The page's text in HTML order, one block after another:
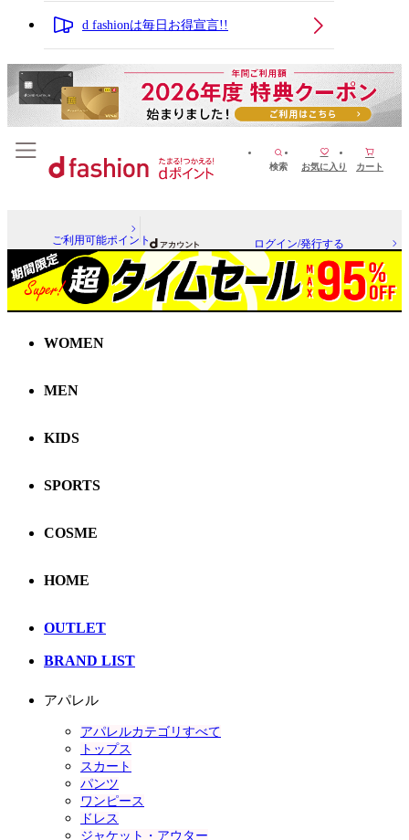
d fashionは毎日お得宣言!!
検索 お気に入り カート
ご利用可能ポイント ログイン/発行する
WOMEN
MEN
KIDS
SPORTS
COSME
HOME
OUTLET
BRAND LIST
アパレル
アパレルカテゴリすべて
トップス
スカート
パンツ
ワンピース
ドレス
ジャケット・アウター